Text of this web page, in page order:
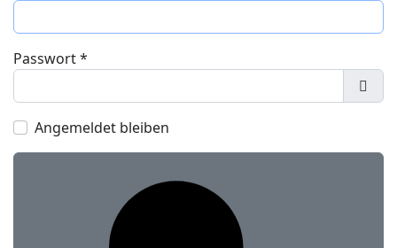
Passwort*
Angemeldet bleiben